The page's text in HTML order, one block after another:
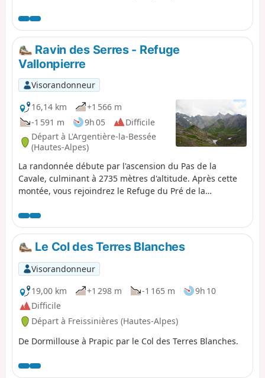
contrebas, la base de loisirs d'Orcières
avec les atterrissages des parapentes. À
faire avec vos grand parents, vos petits
enfants, votre chien. Le sentier n'est pas
toujours horizontal, il monte et descend
légèrement.
Ravin des Serres - Refuge
Vallonpierre
Visorandonneur
16,14 km
+1 566 m
-1 591 m
9h 05
Difficile
Départ à L'Argentière-la-Bessée
(Hautes-Alpes)
La randonnée débute par l'ascension du Pas de la
Cavale, culminant à 2735 mètres d'altitude. Après cette
montée, vous rejoindrez le Refuge du Pré de la
le long de l'imposant Sirac, en passant par les cols de la
Vallette, de Gouiran et de Vallonpierre. Le parcours se
termine au Refuge de Vallonpierre.
Le Col des Terres Blanches
Visorandonneur
19,00 km
+1 298 m -1 165 m
9h 10
Difficile
Départ à Freissinières (Hautes-Alpes)
De Dormillouse à Prapic par le Col des Terres Blanches.